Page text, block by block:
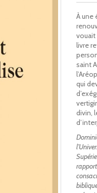
À une
vouait
livre
saint
qui
divin,